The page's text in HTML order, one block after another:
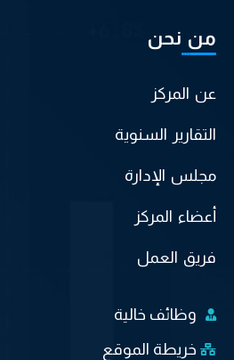
من نحن
عن المركز
التقارير السنوية
مجلس الإدارة
أعضاء المركز
فريق العمل
وظائف خالية
خريطة الموقع